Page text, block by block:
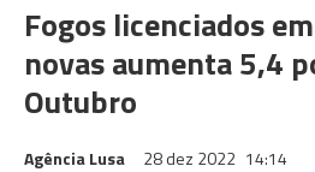
Fogos licenciados
novas aumenta 5,4
Outubro
Agência Lusa 28 dez 2022 14:14